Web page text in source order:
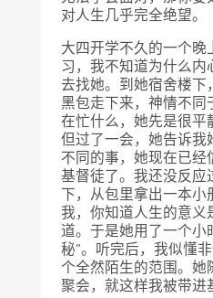
对人生几乎完全绝望。
大四开学不久的一个晚
习，我不知道为什么
去找她。到她宿舍楼
黑包走下来，神情不同
在忙什么，她先是很平
但过了一会，她告诉我
不同的事，她现在已
基督徒了。我还没反应
下，从包里拿出一本小
我，你知道人生的意义
道。于是她用了一个小
秘”。听完后，我似懂
个全然陌生的范围。她
聚会，就这样我被带进